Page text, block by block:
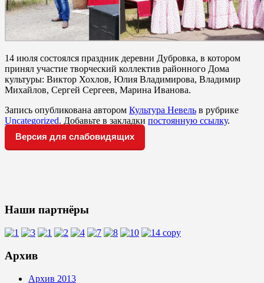
14 июля состоялся праздник деревни Дубровка, в котором
принял участие творческий коллектив районного Дома
культуры: Виктор Хохлов, Юлия Владимирова, Владимир
Михайлов, Сергей Сергеев, Марина Иванова.
Запись опубликована автором Культура Невель в рубрике
Uncategorized. Добавьте в закладки постоянную ссылку.
Версия для слабовидящих
Наши партнёры
Архив
Архив 2013